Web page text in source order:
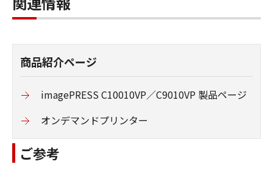
商品紹介ページ
imagePRESS C10010VP／C9010VP 製品ページ
オンデマンドプリンター
ご参考